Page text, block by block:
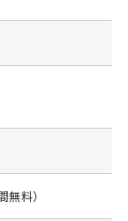
料）